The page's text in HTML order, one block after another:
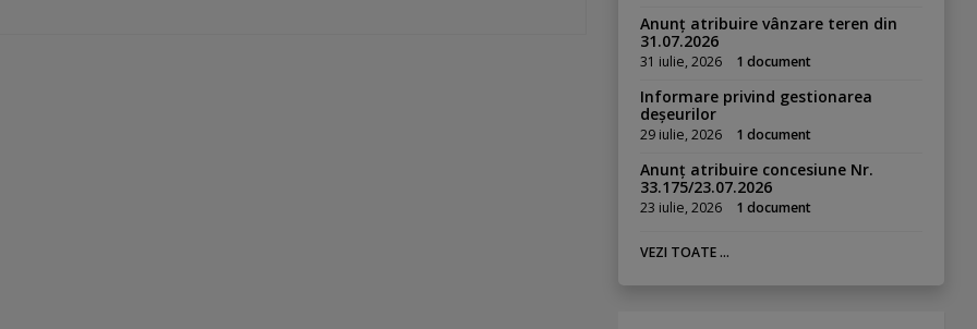
Anunț atribuire vânzare teren din
31.07.2026
31 iulie, 2026 1 document
Informare privind gestionarea
deșeurilor
29 iulie, 2026 1 document
Anunț atribuire concesiune Nr.
33.175/23.07.2026
23 iulie, 2026 1 document
VEZI TOATE ...